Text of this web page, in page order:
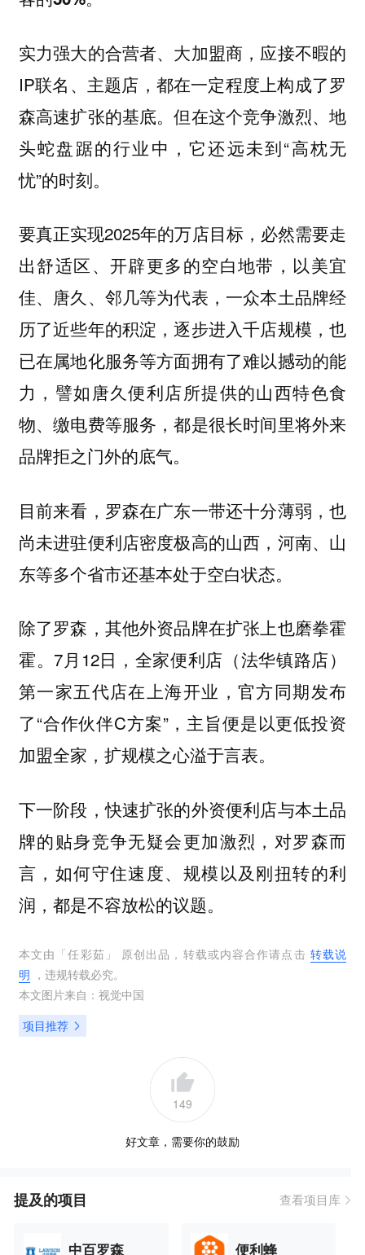
实力强大的合营者、大加盟商，应接不暇的
IP联名、主题店，都在一定程度上构成了罗
森高速扩张的基底。但在这个竞争激烈、地
头蛇盘踞的行业中，它还远未到“高枕无
忧”的时刻。
要真正实现2025年的万店目标，必然需要走
出舒适区、开辟更多的空白地带，以美宜
佳、唐久、邻几等为代表，一众本土品牌经
历了近些年的积淀，逐步进入千店规模，也
已在属地化服务等方面拥有了难以撼动的能
力，譬如唐久便利店所提供的山西特色食
物、缴电费等服务，都是很长时间里将外来
品牌拒之门外的底气。
目前来看，罗森在广东一带还十分薄弱，也
尚未进驻便利店密度极高的山西，河南、山
东等多个省市还基本处于空白状态。
除了罗森，其他外资品牌在扩张上也磨拳霍
霍。7月12日，全家便利店（法华镇路店）
第一家五代店在上海开业，官方同期发布
了“合作伙伴C方案”，主旨便是以更低投资
加盟全家，扩规模之心溢于言表。
下一阶段，快速扩张的外资便利店与本土品
牌的贴身竞争无疑会更加激烈，对罗森而
言，如何守住速度、规模以及刚扭转的利
润，都是不容放松的议题。
本文由「任彩茹 」 原创出品，转载或内容合作请点击 转载说
明 ，违规转载必究。
本文图片来自： 视觉中国
项目推荐
149
好文章，需要你的鼓励
提及的项目 查看项目库
中百罗森 便利蜂